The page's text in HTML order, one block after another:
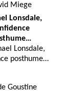
Miege
Lonsdale,
Goustine